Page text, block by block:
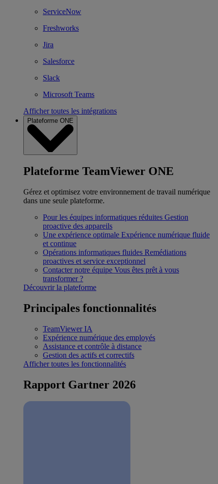
ServiceNow
Freshworks
Jira
Salesforce
Slack
Microsoft Teams
Afficher toutes les intégrations
Plateforme ONE
Plateforme TeamViewer ONE
Gérez et optimisez votre environnement de travail numérique
dans une seule plateforme.
Pour les équipes informatiques réduites Gestion
proactive des appareils
Une expérience optimale Expérience numérique fluide
et continue
Opérations informatiques fluides Remédiations
proactives et service exceptionnel
Contacter notre équipe Vous êtes prêt à vous
transformer ?
Découvrir la plateforme
Principales fonctionnalités
TeamViewer IA
Expérience numérique des employés
Assistance et contrôle à distance
Gestion des actifs et correctifs
Afficher toutes les fonctionnalités
Rapport Gartner 2026